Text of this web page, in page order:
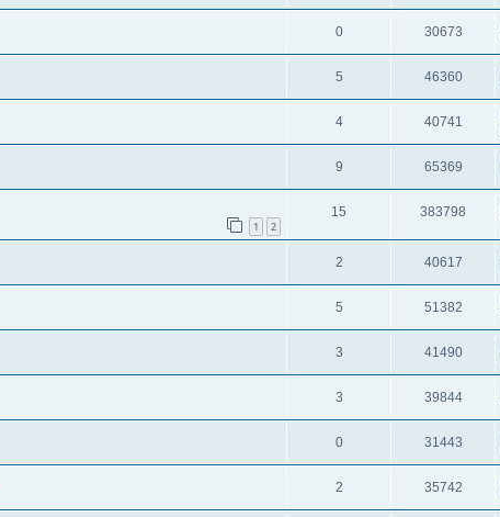
0 30673
5 46360
4 40741
9 65369
1 2
15 383798
2 40617
5 51382
3 41490
3 39844
0 31443
2 35742